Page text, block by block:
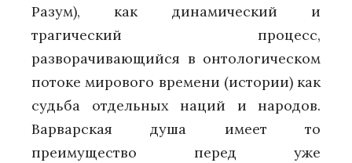
Разум), как динамический и
трагический процесс,
разворачивающийся в онтологическом
потоке мирового времени (истории) как
судьба отдельных наций и народов.
Варварская душа имеет то
преимущество перед уже